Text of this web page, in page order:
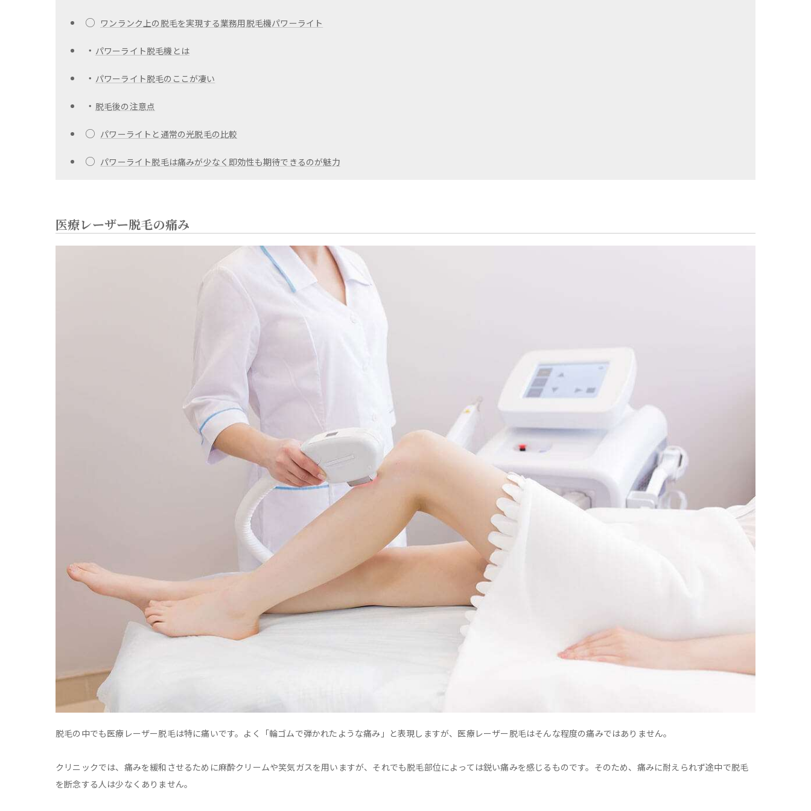
○ ワンランク上の脱毛を実現する業務用脱毛機パワーライト
・ パワーライト脱毛機とは
・ パワーライト脱毛のここが凄い
・ 脱毛後の注意点
○ パワーライトと通常の光脱毛の比較
○ パワーライト脱毛は痛みが少なく即効性も期待できるのが魅力
医療レーザー脱毛の痛み
脱毛の中でも医療レーザー脱毛は特に痛いです。よく「輪ゴムで弾かれたような痛み」と表現しますが、医療レーザー脱毛はそんな程度の痛みではありません。
クリニックでは、痛みを緩和させるために麻酔クリームや笑気ガスを用いますが、それでも脱毛部位によっては鋭い痛みを感じるものです。そのため、痛みに耐えられず途中で脱毛
を断念する人は少なくありません。